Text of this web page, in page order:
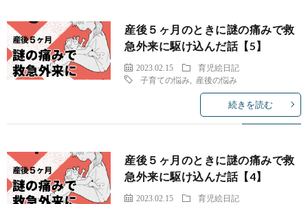
産後５ヶ月のときに謎の痛みで救
急外来に駆け込んだ話【5】
2023.02.15
育児絵日記
子育ての悩み
産後の悩み
続きを読む
産後５ヶ月のときに謎の痛みで救
急外来に駆け込んだ話【4】
2023.02.15
育児絵日記